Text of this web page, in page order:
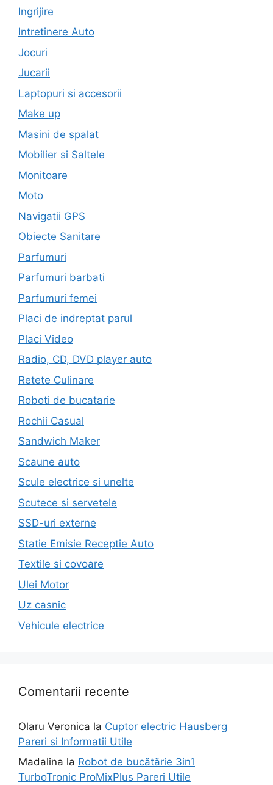
Ingrijire
Intretinere Auto
Jocuri
Jucarii
Laptopuri si accesorii
Make up
Masini de spalat
Mobilier si Saltele
Monitoare
Moto
Navigatii GPS
Obiecte Sanitare
Parfumuri
Parfumuri barbati
Parfumuri femei
Placi de indreptat parul
Placi Video
Radio, CD, DVD player auto
Retete Culinare
Roboti de bucatarie
Rochii Casual
Sandwich Maker
Scaune auto
Scule electrice si unelte
Scutece si servetele
SSD-uri externe
Statie Emisie Receptie Auto
Textile si covoare
Ulei Motor
Uz casnic
Vehicule electrice
Comentarii recente
Olaru Veronica la Cuptor electric Hausberg
Pareri si Informatii Utile
Madalina la Robot de bucătărie 3in1
TurboTronic ProMixPlus Pareri Utile